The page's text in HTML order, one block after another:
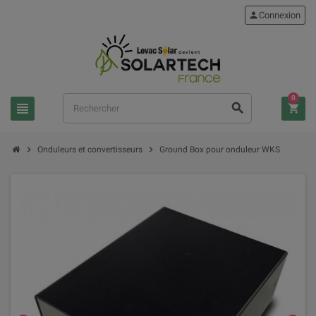
view_headline search
person Connexion
shopping_cart
0
chevron_right Onduleurs et convertisseurs chevron_right Ground Box pour onduleur WKS